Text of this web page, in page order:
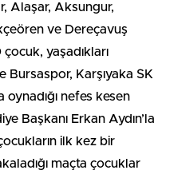
Alaşar, Aksungur,
ve Dereçavuş
yaşadıkları
Bursaspor, Karşıyaka SK
oynadığı nefes kesen
Başkanı Erkan Aydın’la
ilk kez bir
maçta çocuklar